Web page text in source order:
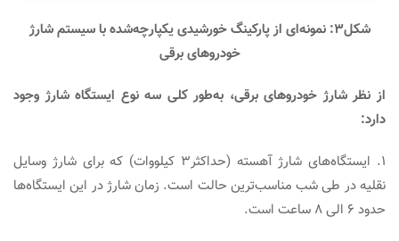
شکل۳: نمونه‌ای از پارکینگ خورشیدی یکپارچه‌شده با سیستم شارژ
خودروهای برقی
از نظر شارژ خودروهای برقی، به‌طور کلی سه نوع ایستگاه شارژ وجود
دارد:
۱. ایستگاه‌های شارژ آهسته (حداکثر۳ کیلووات) که برای شارژ وسایل
نقلیه در طی شب مناسب‌ترین حالت است. زمان شارژ در این ایستگاه‌ها
حدود ۶ الی ۸ ساعت است.